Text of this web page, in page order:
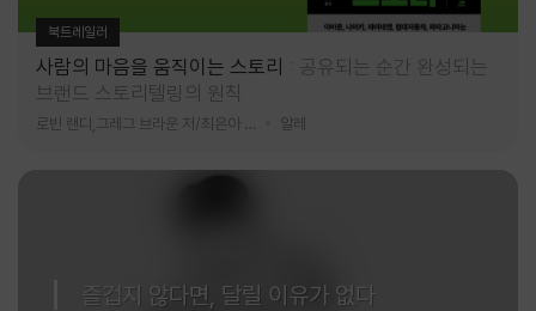
북트레일러
사람의 마음을 움직이는 스토리
공유되는 순간 완성되는
브랜드 스토리텔링의 원칙
알레
즐겁지 않다면, 달릴 이유가 없다